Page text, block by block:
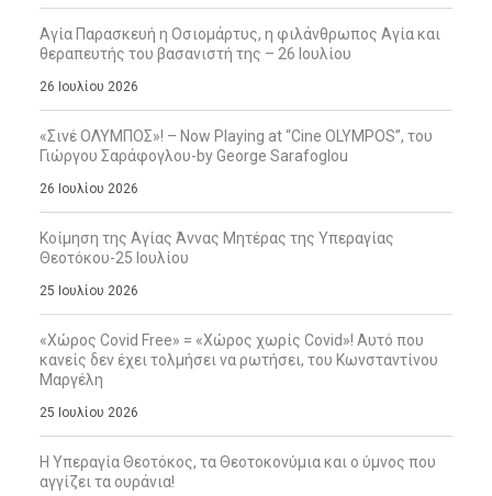
Αγία Παρασκευή η Οσιομάρτυς, η φιλάνθρωπος Αγία και
θεραπευτής του βασανιστή της – 26 Ιουλίου
26 Ιουλίου 2026
«Σινέ ΟΛΥΜΠΟΣ»! – Now Playing at “Cine OLYMPOS”, του
Γιώργου Σαράφογλου-by George Sarafoglou
26 Ιουλίου 2026
Κοίμηση της Αγίας Άννας Μητέρας της Υπεραγίας
Θεοτόκου-25 Ιουλίου
25 Ιουλίου 2026
«Χώρος Covid Free» = «Χώρος χωρίς Covid»! Αυτό που
κανείς δεν έχει τολμήσει να ρωτήσει, του Κωνσταντίνου
Μαργέλη
25 Ιουλίου 2026
Η Υπεραγία Θεοτόκος, τα Θεοτοκονύμια και ο ύμνος που
αγγίζει τα ουράνια!